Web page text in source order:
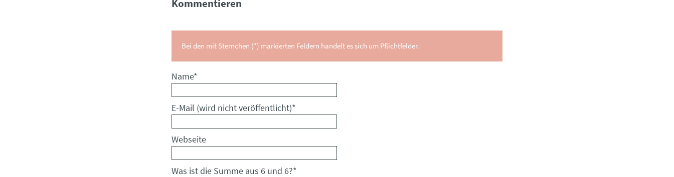
Kommentieren
Bei den mit Sternchen (*) markierten Feldern handelt es sich um Pflichtfelder.
Pflichtfeld
Name*
Pflichtfeld
E-Mail (wird nicht veröffentlicht)*
Webseite
Was ist die Summe aus 6 und 6?*